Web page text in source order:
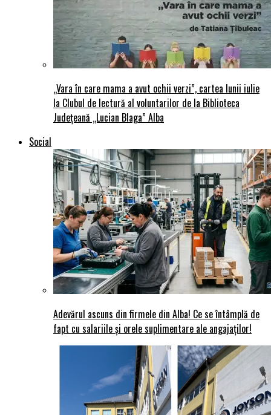
„Vara în care mama a avut ochii verzi”, cartea lunii iulie
la Clubul de lectură al voluntarilor de la Biblioteca
Județeană „Lucian Blaga” Alba
Social
Adevărul ascuns din firmele din Alba! Ce se întâmplă de
fapt cu salariile și orele suplimentare ale angajaților!